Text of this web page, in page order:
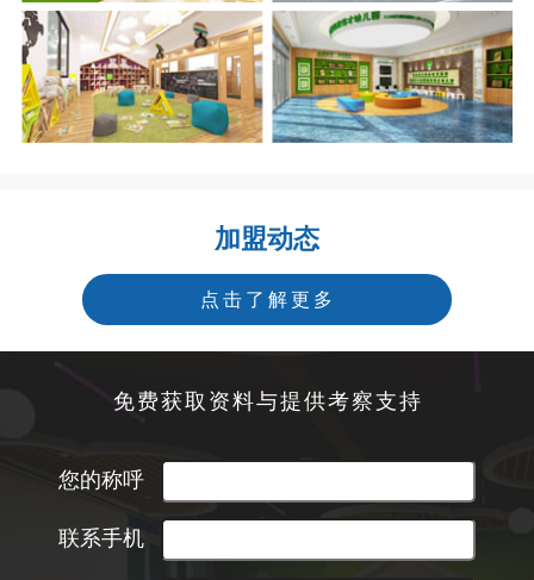
加盟动态
点击了解更多
免费获取资料与提供考察支持
您的称呼
联系手机